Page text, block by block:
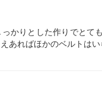
かりとした作りでとて
あればほかのベルトは